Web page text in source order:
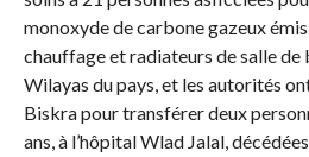
monoxyde de carbone gazeux
chauffage et radiateurs de salle de
Wilayas du pays, et les autorités
Biskra pour transférer deux
ans, à l’hôpital Wlad Jalal,